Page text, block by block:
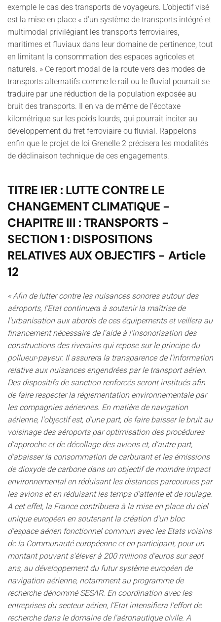
exemple le cas des transports de voyageurs. L’objectif visé
est la mise en place « d’un système de transports intégré et
multimodal privilégiant les transports ferroviaires,
maritimes et fluviaux dans leur domaine de pertinence, tout
en limitant la consommation des espaces agricoles et
naturels. » Ce report modal de la route vers des modes de
transports alternatifs comme le rail ou le fluvial pourrait se
traduire par une réduction de la population exposée au
bruit des transports. Il en va de même de l’écotaxe
kilométrique sur les poids lourds, qui pourrait inciter au
développement du fret ferroviaire ou fluvial. Rappelons
enfin que le projet de loi Grenelle 2 précisera les modalités
de déclinaison technique de ces engagements.
TITRE IER : LUTTE CONTRE LE
CHANGEMENT CLIMATIQUE -
CHAPITRE III : TRANSPORTS -
SECTION 1 : DISPOSITIONS
RELATIVES AUX OBJECTIFS - Article
12
« Afin de lutter contre les nuisances sonores autour des
aéroports, l'Etat continuera à soutenir la maîtrise de
l'urbanisation aux abords de ces équipements et veillera au
financement nécessaire de l'aide à l'insonorisation des
constructions des riverains qui repose sur le principe du
pollueur-payeur. Il assurera la transparence de l'information
relative aux nuisances engendrées par le transport aérien.
Des dispositifs de sanction renforcés seront institués afin
de faire respecter la réglementation environnementale par
les compagnies aériennes. En matière de navigation
aérienne, l'objectif est, d'une part, de faire baisser le bruit au
voisinage des aéroports par optimisation des procédures
d'approche et de décollage des avions et, d'autre part,
d'abaisser la consommation de carburant et les émissions
de dioxyde de carbone dans un objectif de moindre impact
environnemental en réduisant les distances parcourues par
les avions et en réduisant les temps d'attente et de roulage.
A cet effet, la France contribuera à la mise en place du ciel
unique européen en soutenant la création d'un bloc
d'espace aérien fonctionnel commun avec les Etats voisins
de la Communauté européenne et en participant, pour un
montant pouvant s'élever à 200 millions d'euros sur sept
ans, au développement du futur système européen de
navigation aérienne, notamment au programme de
recherche dénommé SESAR. En coordination avec les
entreprises du secteur aérien, l'Etat intensifiera l'effort de
recherche dans le domaine de l'aéronautique civile. A